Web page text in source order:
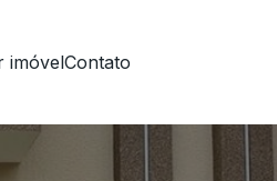
imóvelContato